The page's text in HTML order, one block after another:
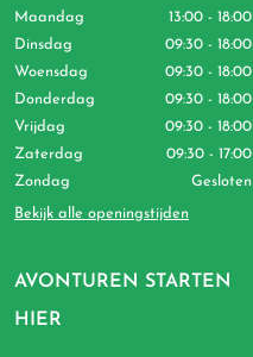
AVONTUREN STARTEN
HIER
Maandag
13:00 - 18:00
Dinsdag
09:30 - 18:00
Woensdag
09:30 - 18:00
Donderdag
09:30 - 18:00
Vrijdag
09:30 - 18:00
Zaterdag
09:30 - 17:00
Zondag
Gesloten
Bekijk alle openingstijden